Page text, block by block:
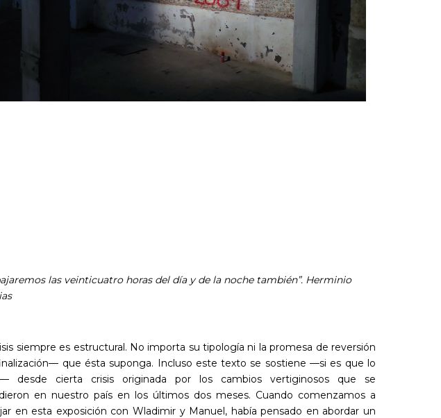
las veinticuatro horas del día y de la noche también”. Herminio
siempre es estructural. No importa su tipología ni la promesa de reversión
que ésta suponga. Incluso este texto se sostiene —si es que lo
desde cierta crisis originada por los cambios vertiginosos que se
en nuestro país en los últimos dos meses. Cuando comenzamos a
en esta exposición con Wladimir y Manuel, había pensado en abordar un